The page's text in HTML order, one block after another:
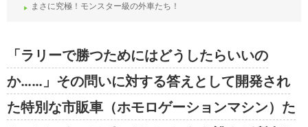
まさに究極！モンスター級の外車たち！
「ラリーで勝つためにはどうしたらいいの
か……」その問いに対する答えとして開発され
た特別な市販車（ホモロゲーションマシン）た